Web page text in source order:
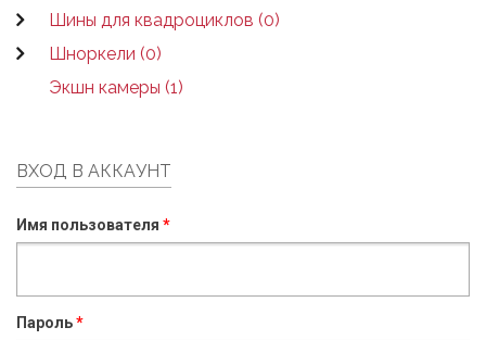
Шины для квадроциклов (0)
Шноркели (0)
Экшн камеры (1)
ВХОД В АККАУНТ
Имя пользователя *
Пароль*